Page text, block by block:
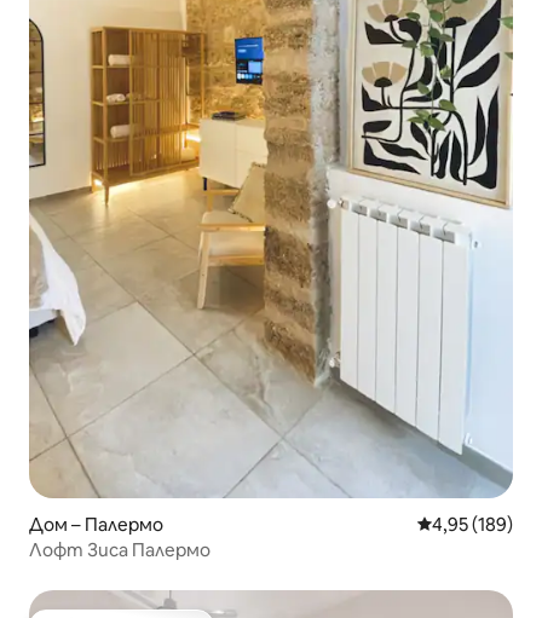
Дом – Палермо Средна
4,95 (189)
Лофт Зиса Палермо